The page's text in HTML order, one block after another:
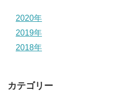
2020年
2019年
2018年
カテゴリー